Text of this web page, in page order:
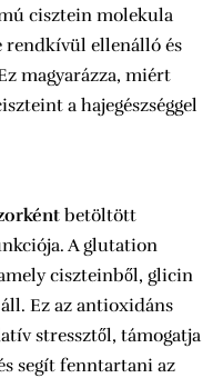
cisztein molekula
rendkívül ellenálló és
magyarázza, miért
a hajegészséggel
betöltött
A glutation
ciszteinből, glicin
Ez az antioxidáns
stressztől, támogatja
segít fenntartani az